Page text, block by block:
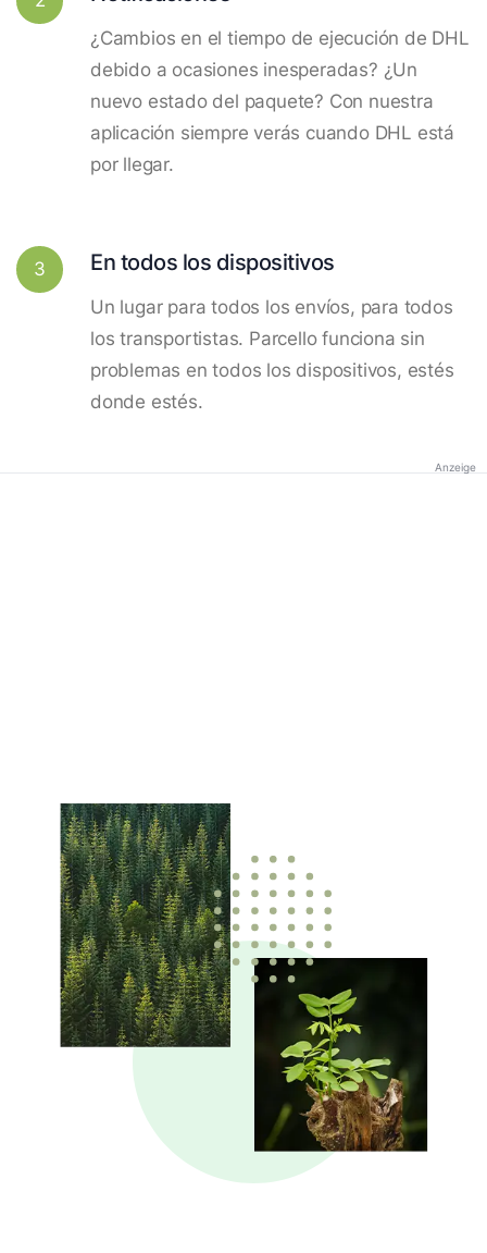
¿Cambios en el tiempo de ejecución de DHL
debido a ocasiones inesperadas? ¿Un
nuevo estado del paquete? Con nuestra
aplicación siempre verás cuando DHL está
por llegar.
3 En todos los dispositivos
Un lugar para todos los envíos, para todos
los transportistas. Parcello funciona sin
problemas en todos los dispositivos, estés
donde estés.
Anzeige